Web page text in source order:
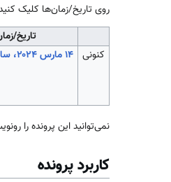
روی تاریخ/زمان‌ها کلیک
تاریخ/
کنونی
نمی‌توانید این پرونده را
کاربرد پرونده